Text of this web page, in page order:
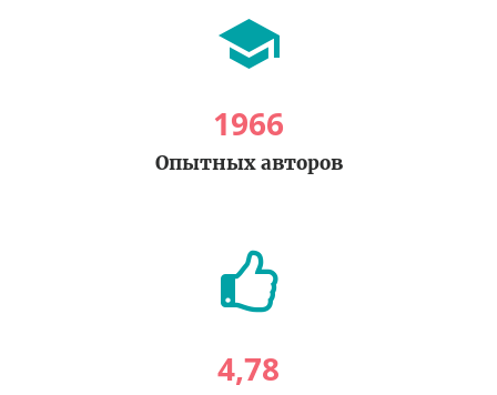
1966
Опытных авторов
4,78